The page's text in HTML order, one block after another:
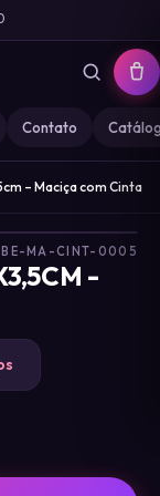
Contato
– Maciça com Cinta
BE-MA-CINT-0005
-